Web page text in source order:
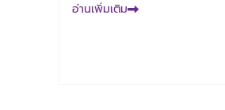
อ่านเพิ่มเติม